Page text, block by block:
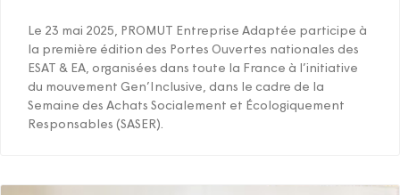
Le 23 mai 2025, PROMUT Entreprise Adaptée participe à
la première édition des Portes Ouvertes nationales des
ESAT & EA, organisées dans toute la France à l’initiative
du mouvement Gen’Inclusive, dans le cadre de la
Semaine des Achats Socialement et Écologiquement
Responsables (SASER).